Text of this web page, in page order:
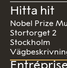
Hitta hit
Nobel Prize
Stortorget 2
Stockholm